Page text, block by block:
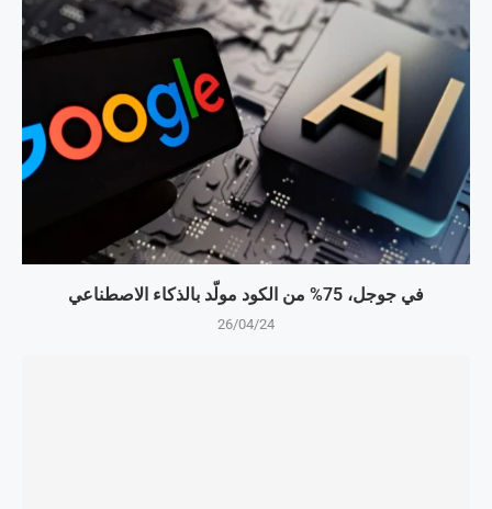
في جوجل، 75% من الكود مولّد بالذكاء الاصطناعي
26/04/24